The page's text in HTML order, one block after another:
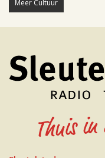
Meer Cultuur